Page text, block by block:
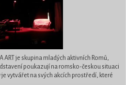
ART je skupina mladých aktivních Romů,
poukazují na romsko-českou situaci
vytvářet na svých akcích prostředí, které